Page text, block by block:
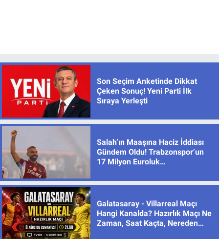
Son Seçim Anketinde Dikkat
Çeken Sonuç! Yeni Parti İlk
Sıraya Yerleşti
Salah’ın Maaşına Haciz İddiası
Gündem Oldu! Trabzonspor’un
17 Milyon Euroluk
Galatasaray - Villarreal Maçı
Hangi Kanalda? Hazırlık Maçı Ne
Zaman, Saat Kaçta, Nereden